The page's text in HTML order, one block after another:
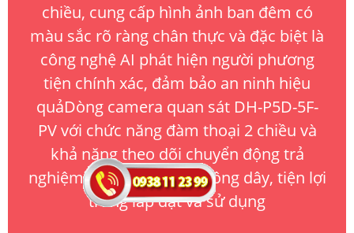
chiều, cung cấp hình ảnh ban đêm có
màu sắc rõ ràng chân thực và đặc biệt là
công nghệ AI phát hiện người phương
tiện chính xác, đảm bảo an ninh hiệu
quảDòng camera quan sát DH-P5D-5F-
PV với chức năng đàm thoại 2 chiều và
khả năng theo dõi chuyển động trả
nghiệm tốt. Sản phẩm không dây, tiện lợi
trong lắp đặt và sử dụng